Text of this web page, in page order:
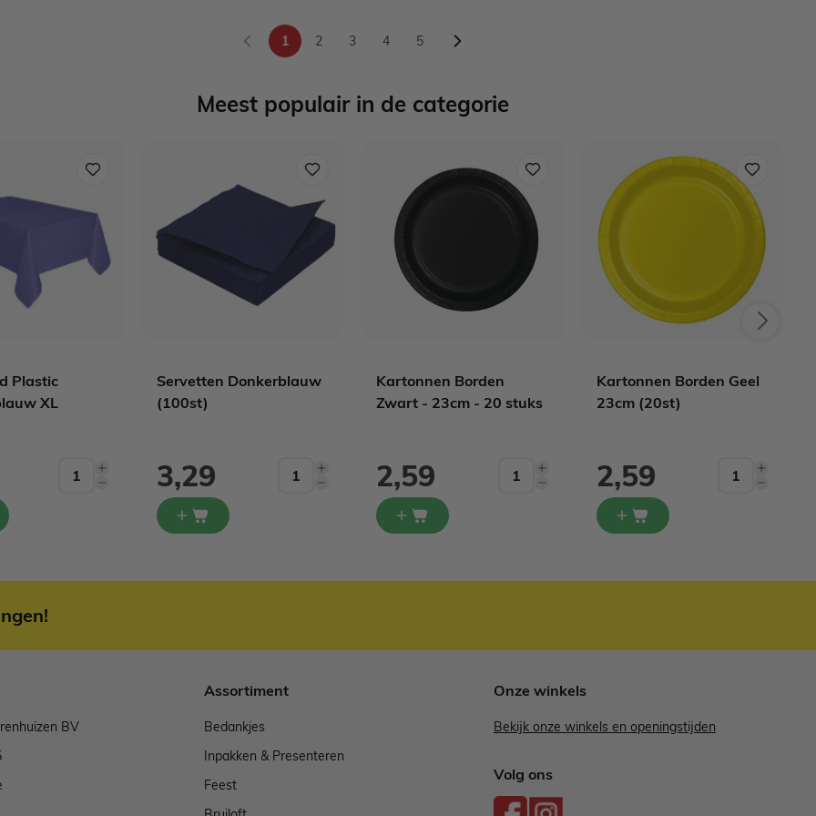
U lees momenteel pagina
1 Pagina
2 Pagina
3 Pagina
4 Pagina
5
Meest populair in de categorie
Plastic
XL
Servetten Donkerblauw
(100st)
3,29
Kartonnen Borden
Zwart - 23cm - 20 stuks
2,59
Kartonnen Borden Geel
23cm (20st)
2,59
BV
Assortiment
Bedankjes
Inpakken & Presenteren
Feest
Onze winkels
Bekijk onze winkels en openingstijden
Volg ons